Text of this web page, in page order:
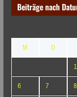
Beiträge nach
M
D
1
6
7 8